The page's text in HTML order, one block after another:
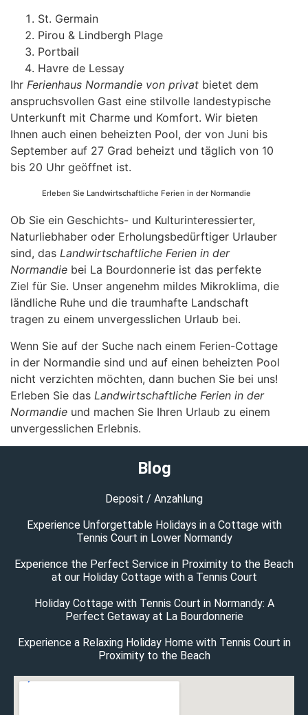
St. Germain
Pirou & Lindbergh Plage
Portbail
Havre de Lessay
Ihr Ferienhaus Normandie von privat bietet dem
anspruchsvollen Gast eine stilvolle landestypische
Unterkunft mit Charme und Komfort. Wir bieten
Ihnen auch einen beheizten Pool, der von Juni bis
September auf 27 Grad beheizt und täglich von 10
bis 20 Uhr geöffnet ist.
Erleben Sie Landwirtschaftliche Ferien in der Normandie
Ob Sie ein Geschichts- und Kulturinteressierter,
Naturliebhaber oder Erholungsbedürftiger Urlauber
sind, das Landwirtschaftliche Ferien in der
Normandie bei La Bourdonnerie ist das perfekte
Ziel für Sie. Unser angenehm mildes Mikroklima, die
ländliche Ruhe und die traumhafte Landschaft
tragen zu einem unvergesslichen Urlaub bei.
Wenn Sie auf der Suche nach einem Ferien-Cottage
in der Normandie sind und auf einen beheizten Pool
nicht verzichten möchten, dann buchen Sie bei uns!
Erleben Sie das Landwirtschaftliche Ferien in der
Normandie und machen Sie Ihren Urlaub zu einem
unvergesslichen Erlebnis.
Blog
Deposit / Anzahlung
Experience Unforgettable Holidays in a Cottage with
Tennis Court in Lower Normandy
Experience the Perfect Service in Proximity to the Beach
at our Holiday Cottage with a Tennis Court
Holiday Cottage with Tennis Court in Normandy: A
Perfect Getaway at La Bourdonnerie
Experience a Relaxing Holiday Home with Tennis Court in
Proximity to the Beach